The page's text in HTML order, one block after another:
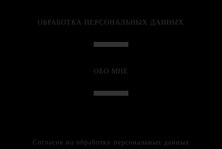
ОБРАБОТКА ПЕРСОНАЛЬНЫХ ДАННЫХ
ОБО МНЕ
Согласие на обработку персональных данных